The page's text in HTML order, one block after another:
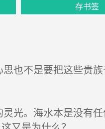
存书签
也不是要把这些贵
光。海水本是没有